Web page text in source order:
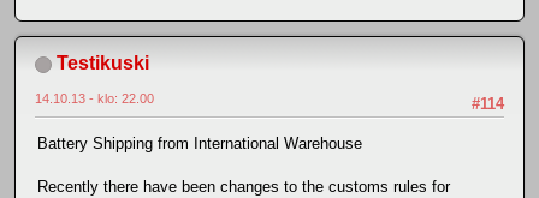
Testikuski
#114
14.10.13 - klo: 22.00
Battery Shipping from International Warehouse
Recently there have been changes to the customs rules for